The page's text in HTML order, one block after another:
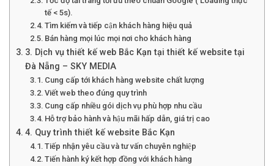
tế < 5s).
Tìm kiếm và tiếp cận khách hàng hiệu quả
Bán hàng mọi lúc mọi nơi cho khách hàng
3. Dịch vụ thiết kế web Bắc Kạn tại thiết kế website tại
Đà Nẵng – SKY MEDIA
Cung cấp tới khách hàng website chất lượng
Viết web theo đúng quy trình
Cung cấp nhiều gói dịch vụ phù hợp nhu cầu
Hỗ trợ bảo hành và hậu mãi hấp dẫn, giá trị cao
4. Quy trình thiết kế website Bắc Kạn
Tiếp nhận yêu cầu và tư vấn chuyên nghiệp
Tiến hành ký kết hợp đồng với khách hàng